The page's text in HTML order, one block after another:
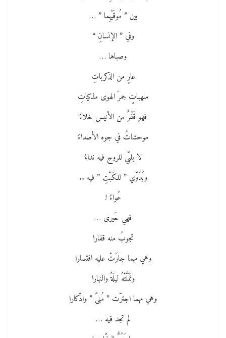
بين ” مُوقَيْهِما ” …
وفي ” الإنسانِ “
وصباها …
عارٍ من الذكرياتِ
ملهباتٍ جمرَ الهوى مذكياتِ
فهو قَفْرٌ من الأنيس خلاءُ
موحشاتٌ في جوه الأصداءُ
لا يلبّي للروحِ فيه نداءُ
ويُدَوّي ” للكَبْتِ ” فيه ..
عُواءُ !
فهي حَيرى …
تجوبُ منه قفارا
وهي مهما جارَتْ عليه اقتسارا
وتَمَلَّتْهُ ليلَةُ والنهارا
وهي مهما اجترّت ” مُنىً ” وادّكارا
لم تجد فيه …